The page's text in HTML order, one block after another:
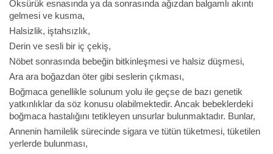
Öksürük esnasında ya da sonrasında ağızdan balgamlı akıntı
gelmesi ve kusma,
Halsizlik, iştahsızlık,
Derin ve sesli bir iç çekiş,
Nöbet sonrasında bebeğin bitkinleşmesi ve halsiz düşmesi,
Ara ara boğazdan öter gibi seslerin çıkması,
Boğmaca genellikle solunum yolu ile geçse de bazı genetik
yatkınlıklar da söz konusu olabilmektedir. Ancak bebeklerdeki
boğmaca hastalığını tetikleyen unsurlar bulunmaktadır. Bunlar,
Annenin hamilelik sürecinde sigara ve tütün tüketmesi, tüketilen
yerlerde bulunması,